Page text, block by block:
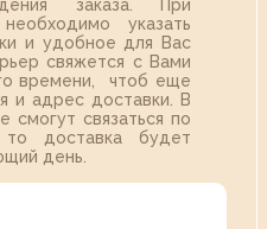
заказа. При
указать
и удобное для Вас
свяжется с Вами
времени, чтоб еще
и адрес доставки. В
смогут связаться по
то доставка будет
день.